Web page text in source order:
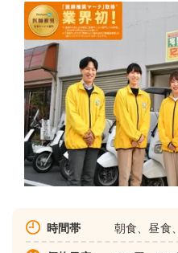
時間帯 朝食、昼食